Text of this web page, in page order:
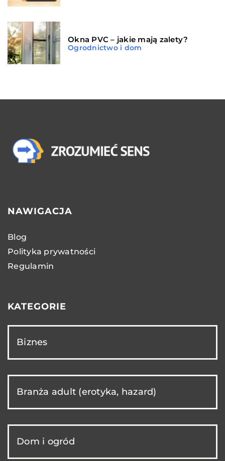
Okna PVC – jakie mają zalety?
Ogrodnictwo i dom
NAWIGACJA
Blog
Polityka prywatności
Regulamin
KATEGORIE
Biznes
Branża adult (erotyka, hazard)
Dom i ogród